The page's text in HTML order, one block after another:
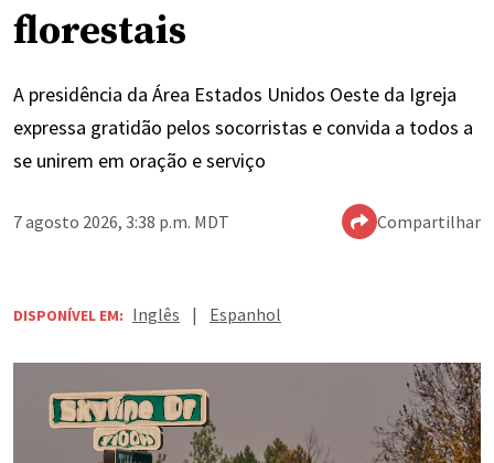
florestais
A presidência da Área Estados Unidos Oeste da Igreja
expressa gratidão pelos socorristas e convida a todos a
se unirem em oração e serviço
7 agosto 2026, 3:38 p.m. MDT Compartilhar
DISPONÍVEL EM: Inglês | Espanhol